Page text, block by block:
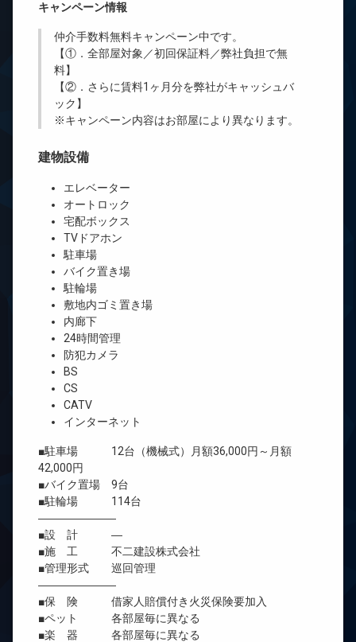
キャンペーン情報
仲介手数料無料キャンペーン中です。
【①．全部屋対象／初回保証料／弊社負担で無
料】
【②．さらに賃料1ヶ月分を弊社がキャッシュバ
ック】
※キャンペーン内容はお部屋により異なります。
建物設備
エレベーター
オートロック
宅配ボックス
TVドアホン
駐車場
バイク置き場
駐輪場
敷地内ゴミ置き場
内廊下
24時間管理
防犯カメラ
BS
CS
CATV
インターネット
■駐車場 12台（機械式）月額36,000円～月額
42,000円
■バイク置場 9台
■駐輪場 114台
―――――――
■設 計 ―
■施 工 不二建設株式会社
■管理形式 巡回管理
―――――――
■保 険 借家人賠償付き火災保険要加入
■ペット 各部屋毎に異なる
■楽 器 各部屋毎に異なる